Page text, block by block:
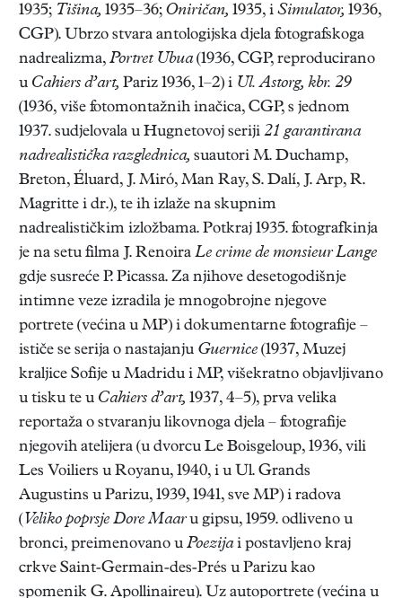
1935; Tišina, 1935–36; Oniričan, 1935, i Simulator, 1936,
CGP). Ubrzo stvara antologijska djela fotografskoga
nadrealizma, Portret Ubua(1936, CGP, reproducirano
u Cahiers d’art, Pariz 1936, 1–2) i Ul. Astorg, kbr. 29
(1936, više fotomontažnih inačica, CGP, s jednom
1937. sudjelovala u Hugnetovoj seriji 21 garantirana
nadrealistička razglednica, suautori M. Duchamp,
Breton, Éluard, J. Miró, Man Ray, S. Dalí, J. Arp, R.
Magritte i dr.), te ih izlaže na skupnim
nadrealističkim izložbama. Potkraj 1935. fotografkinja
je na setu filma J. Renoira Le crime de monsieur Lange
gdje susreće P. Picassa. Za njihove desetogodišnje
intimne veze izradila je mnogobrojne njegove
portrete (većina u MP) i dokumentarne fotografije –
ističe se serija o nastajanju Guernice (1937, Muzej
kraljice Sofije u Madridu i MP, višekratno objavljivano
u tisku te u Cahiers d’art, 1937, 4–5), prva velika
reportaža o stvaranju likovnoga djela – fotografije
njegovih atelijera (u dvorcu Le Boisgeloup, 1936, vili
Les Voiliers u Royanu, 1940, i u Ul. Grands
Augustins u Parizu, 1939, 1941, sve MP) i radova
( Veliko poprsje Dore Maaru gipsu, 1959. odliveno u
bronci, preimenovano u Poezijai postavljeno kraj
crkve Saint-Germain-des-Prés u Parizu kao
spomenik G. Apollinaireu). Uz autoportrete (većina u